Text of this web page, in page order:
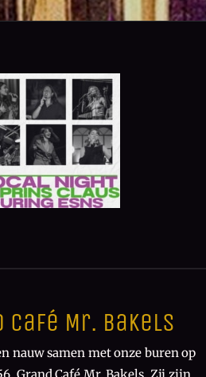
Café Mr. Bakels
nauw samen met onze buren op